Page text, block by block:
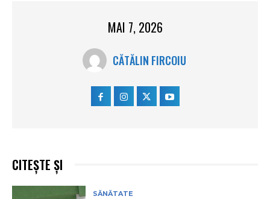
MAI 7, 2026
CĂTĂLIN FIRCOIU
CITEȘTE ȘI
SĂNĂTATE